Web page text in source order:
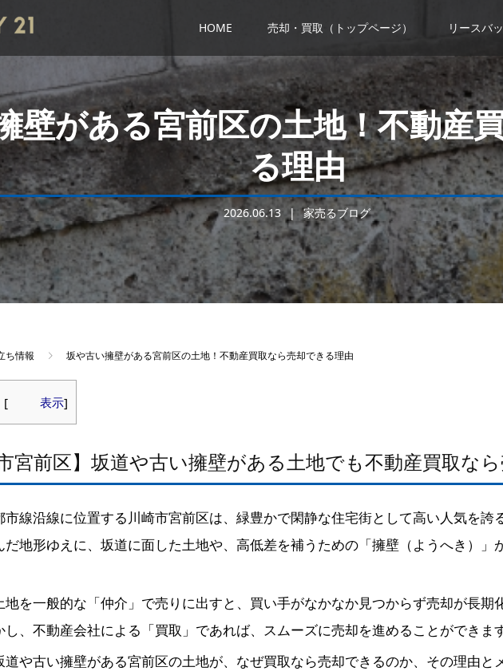
HOME 売却・買取（トップページ） リースバ
壁がある宮前区の土地！不動産
る理由
2026.06.13 家売るブログ
ち情報 坂や古い擁壁がある宮前区の土地！不動産買取なら売却できる理由
[ 表示]
市宮前区】坂道や古い擁壁がある土地でも不動産買取な
市線沿線に位置する川崎市宮前区は、緑豊かで閑静な住宅街として高い人気を誇
だ地形ゆえに、坂道に面した土地や、高低差を補うための「擁壁（ようへき）」
地を一般的な「仲介」で売りに出すと、買い手がなかなか見つからず売却が長期
し、不動産会社による「買取」であれば、スムーズに売却を進めることができます
道や古い擁壁がある宮前区の土地が、なぜ買取なら売却できるのか、その理由と